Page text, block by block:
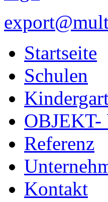
Startseite
Schulen
Referenz
Kontakt